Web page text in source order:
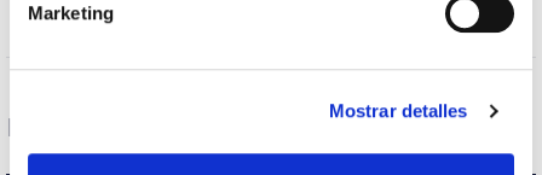
Marketing
Mostrar detalles
Heures de vie (L70B50>)35.000h
Protections